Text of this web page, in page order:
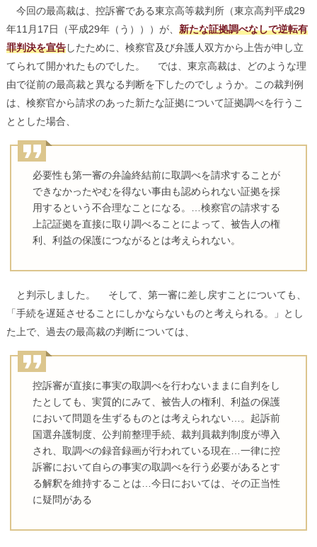
今回の最高裁は、控訴審である東京高等裁判所（東京高判平成29
年11月17日（平成29年（う）））が、 新たな証拠調べなしで逆転有
罪判決を宣告したために、検察官及び弁護人双方から上告が申し立
てられて開かれたものでした。 では、東京高裁は、どのような理
由で従前の最高裁と異なる判断を下したのでしょうか。この裁判例
は、検察官から請求のあった新たな証拠について証拠調べを行うこ
ととした場合、
必要性も第一審の弁論終結前に取調べを請求することが
できなかったやむを得ない事由も認められない証拠を採
用するという不合理なことになる。…検察官の請求する
上記証拠を直接に取り調べることによって、被告人の権
利、利益の保護につながるとは考えられない。
と判示しました。 そして、第一審に差し戻すことについても、
「手続を遅延させることにしかならないものと考えられる。」とし
た上で、過去の最高裁の判断については、
控訴審が直接に事実の取調べを行わないままに自判をし
たとしても、実質的にみて、被告人の権利、利益の保護
において問題を生ずるものとは考えられない…。起訴前
国選弁護制度、公判前整理手続、裁判員裁判制度が導入
され、取調べの録音録画が行われている現在…一律に控
訴審において自らの事実の取調べを行う必要があるとす
る解釈を維持することは…今日においては、その正当性
に疑問がある